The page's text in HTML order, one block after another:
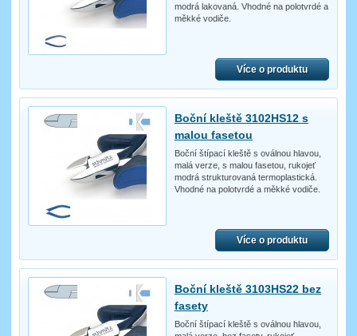
modrá lakovaná. Vhodné na polotvrdé a
měkké vodiče.
Více o produktu
Boční kleště 3102HS12 s
malou fasetou
Boční štípací kleště s oválnou hlavou,
malá verze, s malou fasetou, rukojeť
modrá strukturovaná termoplastická.
Vhodné na polotvrdé a měkké vodiče.
Více o produktu
Boční kleště 3103HS22 bez
fasety
Boční štípací kleště s oválnou hlavou,